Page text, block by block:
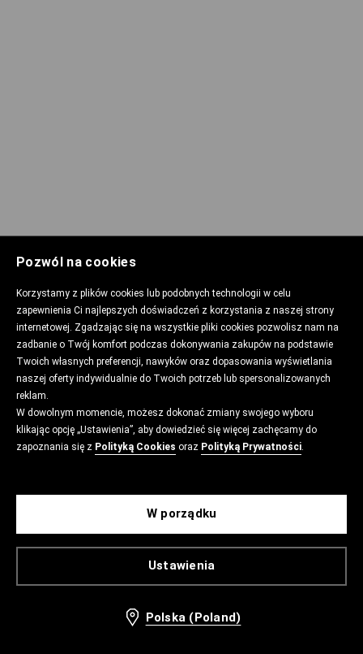
Pozwól na cookies
Korzystamy z plików cookies lub podobnych technologii w celu
zapewnienia Ci najlepszych doświadczeń z korzystania z naszej strony
internetowej. Zgadzając się na wszystkie pliki cookies pozwolisz nam na
zadbanie o Twój komfort podczas dokonywania zakupów na podstawie
Twoich własnych preferencji, nawyków oraz dopasowania wyświetlania
naszej oferty indywidualnie do Twoich potrzeb lub spersonalizowanych
reklam.
W dowolnym momencie, możesz dokonać zmiany swojego wyboru
klikając opcję „Ustawienia”, aby dowiedzieć się więcej zachęcamy do
zapoznania się z Polityką Cookies oraz Polityką Prywatności.
Ustawienia
W porządku
Polska (Poland)